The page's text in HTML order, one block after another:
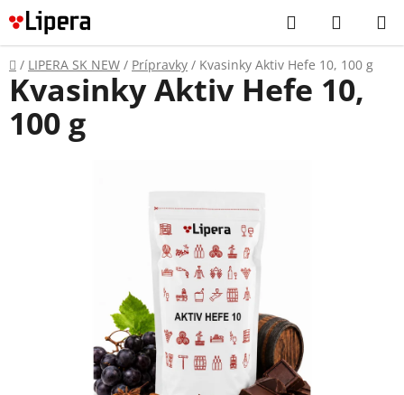
Prejsť
na
obsah
Hľadať
KOŠÍK
Domov
/ LIPERA SK NEW / Prípravky / Kvasinky Aktiv Hefe 10, 100 g
Kvasinky Aktiv Hefe 10,
100 g